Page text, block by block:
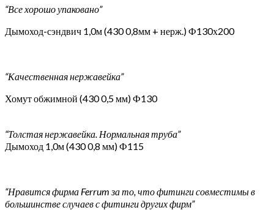
“Все хорошо упаковано”
Дымоход-сэндвич 1,0м (430 0,8мм + нерж.) Ф130х200
“Качественная нержавейка”
Хомут обжимной (430 0,5 мм) Ф130
“Толстая нержавейка. Нормальная труба”
Дымоход 1,0м (430 0,8 мм) Ф115
“Нравится фирма Ferrum за то, что фитинги совместимы в
большинстве случаев с фитинги других фирм”